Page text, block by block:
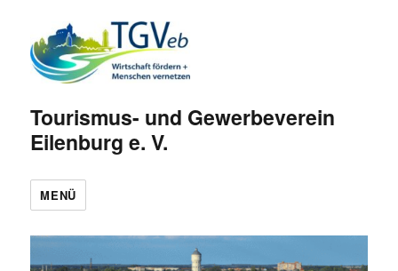
Tourismus- und Gewerbeverein
Eilenburg e. V.
MENÜ